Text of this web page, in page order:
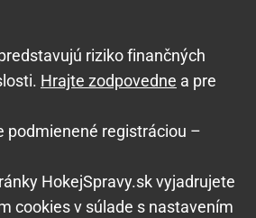
riziko finančných
Hrajte zodpovedne a pre
podmienené registráciou –
HokejSpravy.sk vyjadrujete
cookies v súlade s nastavením